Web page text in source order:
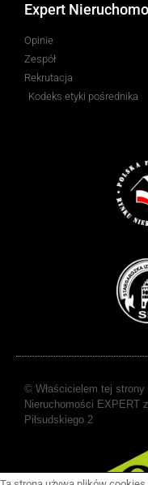
Expert
Opinie
Zespół
Rekrutacja
Kodeks etyki pośrednika
© Właścicielem tej
Nieruchomości EXPERT
Piłsudskiego 2